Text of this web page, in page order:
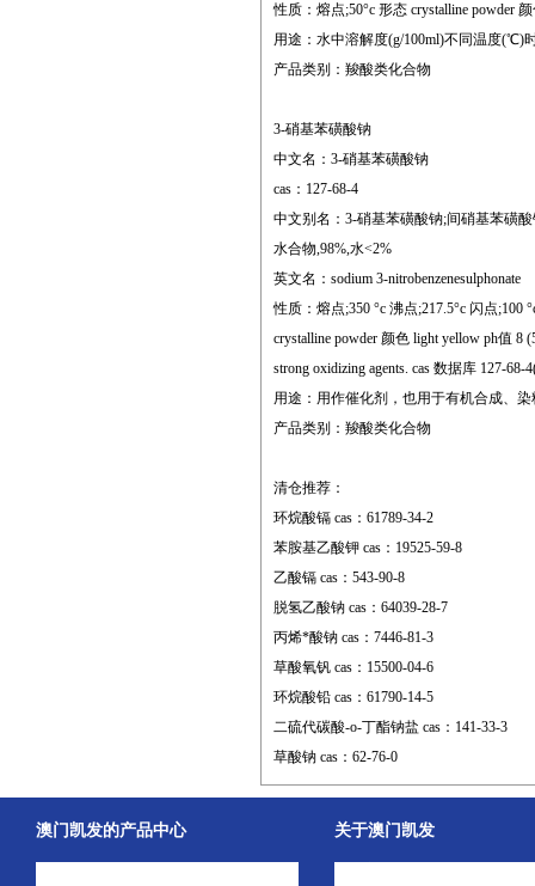
性质：熔点;50°c 形态 crystalline powder 颜
用途：水中溶解度(g/100ml)不同温度(℃)
产品类别：羧酸类化合物
3-硝基苯磺酸钠
中文名：3-硝基苯磺酸钠
cas：127-68-4
中文别名：3-硝基苯磺酸钠;间硝基苯磺
水合物,98%,水<2%
英文名：sodium 3-nitrobenzenesulphonate
性质：熔点;350 °c 沸点;217.5°c 闪点;100
crystalline powder 颜色 light yellow ph值 8
strong oxidizing agents. cas 数据库 127-68-
用途：用作催化剂，也用于有机合成、
产品类别：羧酸类化合物
清仓推荐：
环烷酸镉 cas：61789-34-2
苯胺基乙酸钾 cas：19525-59-8
乙酸镉 cas：543-90-8
脱氢乙酸钠 cas：64039-28-7
丙烯*酸钠 cas：7446-81-3
草酸氧钒 cas：15500-04-6
环烷酸铅 cas：61790-14-5
二硫代碳酸-o-丁酯钠盐 cas：141-33-3
草酸钠 cas：62-76-0
澳门凯发的产品中心 关于澳门凯发